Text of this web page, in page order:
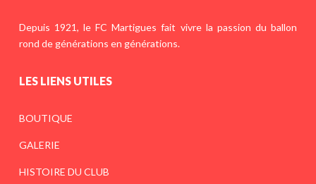
Depuis 1921, le FC Martigues fait vivre la passion du ballon
rond de générations en générations.
LES LIENS UTILES
BOUTIQUE
GALERIE
HISTOIRE DU CLUB